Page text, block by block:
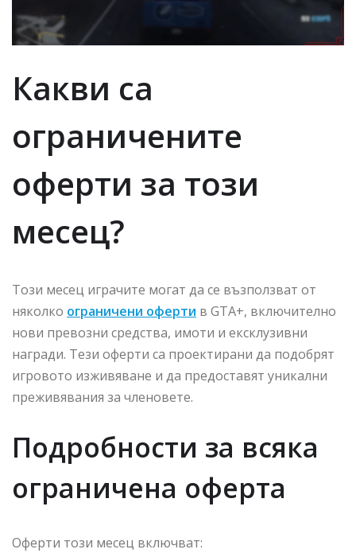
Какви са
ограничените
оферти за този
месец?
Този месец играчите могат да се възползват от
няколко ограничени оферти в GTA+, включително
нови превозни средства, имоти и ексклузивни
награди. Тези оферти са проектирани да подобрят
игровото изживяване и да предоставят уникални
преживявания за членовете.
Подробности за всяка
ограничена оферта
Оферти този месец включват: